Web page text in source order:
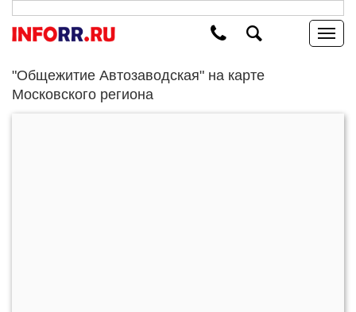
"Общежитие Автозаводская" на карте
Московского региона